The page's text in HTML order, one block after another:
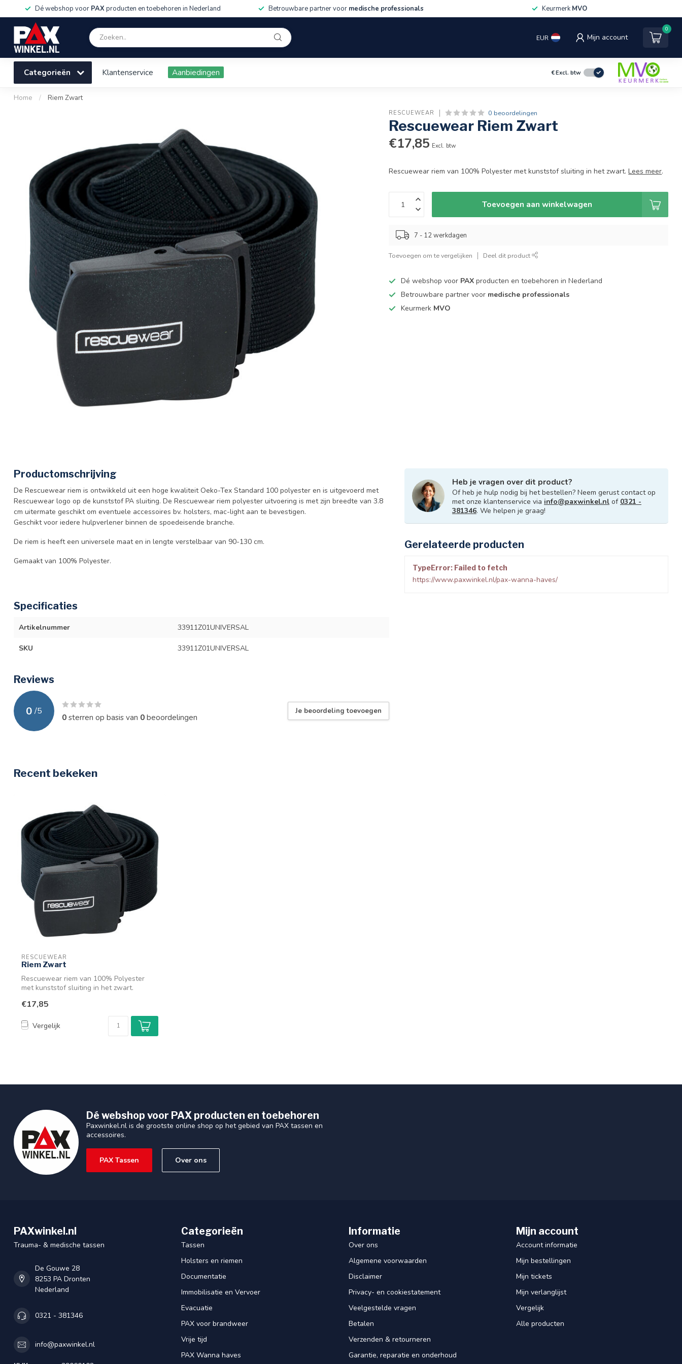
Dé webshop voor PAX producten en toebehoren in Nederland Betrouwbare partner voor medische professionals Keurmerk MVO
EUR Mijn account
0
Categorieën Klantenservice Aanbiedingen €Excl. btw
Home / Riem Zwart
RESCUEWEAR 0 beoordelingen
Rescuewear Riem Zwart
€17,85 Excl. btw
Rescuewear riem van 100% Polyester met kunststof sluiting in het zwart.Lees meer.
Toevoegen aan winkelwagen
7 - 12 werkdagen
Toevoegen om te vergelijken Deel dit product
Dé webshop voor PAX producten en toebehoren in Nederland
Betrouwbare partner voor medische professionals
Keurmerk MVO
Productomschrijving
De Rescuewear riem is ontwikkeld uit een hoge kwaliteit Oeko-Tex Standard 100 polyester en is uitgevoerd met
Rescuewear logo op de kunststof PA sluiting. De Rescuewear riem polyester uitvoering is met zijn breedte van 3.8
cm uitermate geschikt om eventuele accessoires bv. holsters, mac-light aan te bevestigen.
Geschikt voor iedere hulpverlener binnen de spoedeisende branche.
De riem is heeft een universele maat en in lengte verstelbaar van 90-130 cm.
Gemaakt van 100% Polyester.
Specificaties
Artikelnummer 33911Z01UNIVERSAL
SKU 33911Z01UNIVERSAL
Reviews
0 /5
0sterren op basis van 0beoordelingen
Je beoordeling toevoegen
Heb je vragen over dit product?
Of heb je hulp nodig bij het bestellen? Neem gerust contact op
met onze klantenservice via info@paxwinkel.nl of 0321 -
381346. We helpen je graag!
Gerelateerde producten
TypeError: Failed to fetch
https://www.paxwinkel.nl/pax-wanna-haves/
Recent bekeken
RESCUEWEAR
Riem Zwart
Rescuewear riem van 100% Polyester
met kunststof sluiting in het zwart.
€17,85
Vergelijk
Dé webshop voor PAX producten en toebehoren
Paxwinkel.nl is de grootste online shop op het gebied van PAX tassen en
accessoires.
PAX Tassen Over ons
PAXwinkel.nl
Trauma- & medische tassen
De Gouwe 28
8253 PA Dronten
Nederland
0321 - 381346
info@paxwinkel.nl
Categorieën
Tassen
Holsters en riemen
Documentatie
Immobilisatie en Vervoer
Evacuatie
PAX voor brandweer
Vrije tijd
PAX Wanna haves
Informatie
Over ons
Algemene voorwaarden
Disclaimer
Privacy- en cookiestatement
Veelgestelde vragen
Betalen
Verzenden & retourneren
Garantie, reparatie en onderhoud
Mijn account
Account informatie
Mijn bestellingen
Mijn tickets
Mijn verlanglijst
Vergelijk
Alle producten